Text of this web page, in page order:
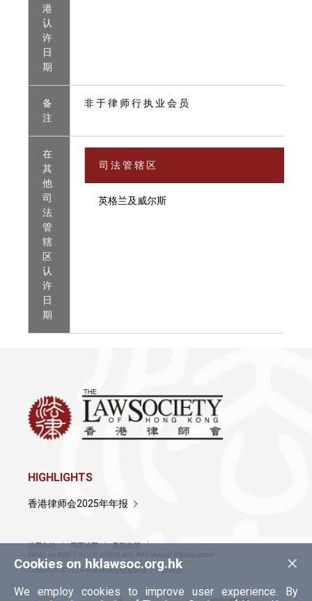
港
认
许
日
期
备
注
非 于 律 师 行 执 业 会 员
在
其
他
司
法
管
辖
区
认
许
日
期
司 法 管 辖 区
英格兰及威尔斯
×
Cookies on hklawsoc.org.hk
We employ cookies to improve user experience. By
HIGHLIGHTS
香港律师会2025年年报
使用条款 网页地图
私隐政策
Policy on Anti-Discrimination and Anti-Sexual Harassment
Copyright © 2026 香港律师会版权所有，不得转载